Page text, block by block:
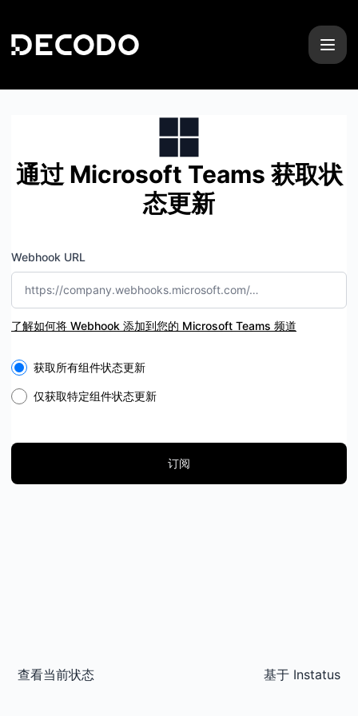
通过 Microsoft Teams 获取状
态更新
Webhook URL
了解如何将 Webhook 添加到您的 Microsoft Teams 频道
Select the components you want to receive updates for
获取所有组件状态更新
仅获取特定组件状态更新
订阅
查看当前状态 基于 Instatus